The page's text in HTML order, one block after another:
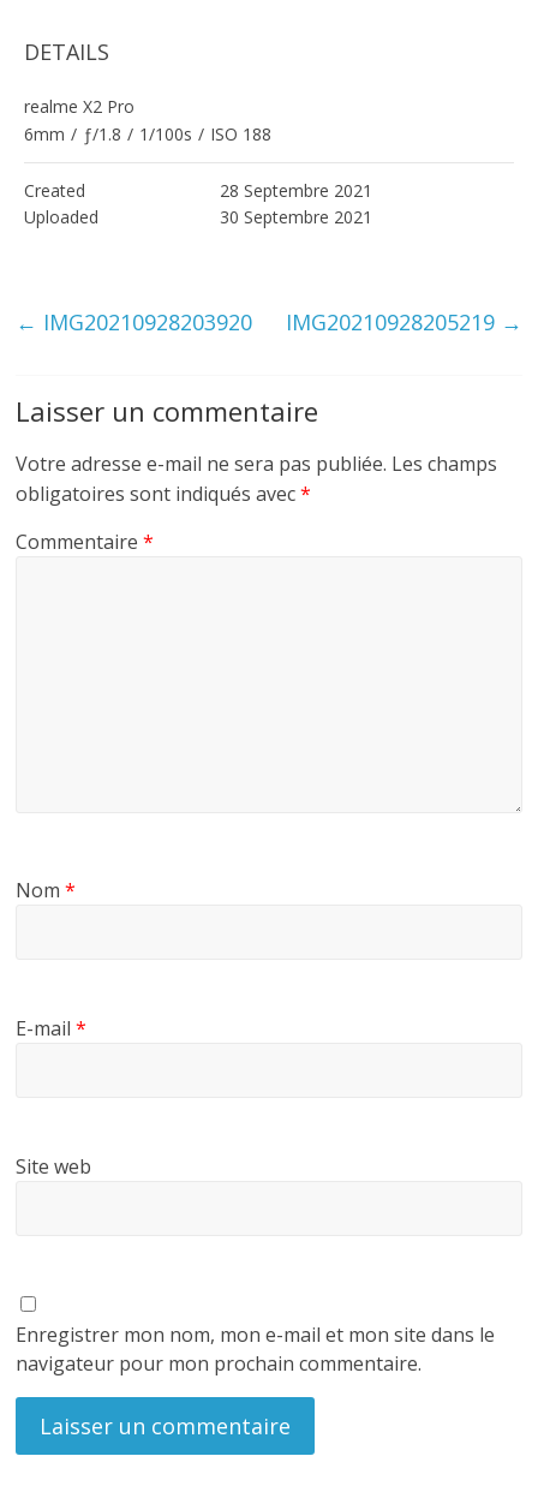
DETAILS
realme X2 Pro
6mm / ƒ/1.8 / 1/100s / ISO 188
Created
28 Septembre 2021
Uploaded
30 Septembre 2021
← IMG20210928203920 IMG20210928205219 →
Laisser un commentaire
Votre adresse e-mail ne sera pas publiée. Les champs
obligatoires sont indiqués avec*
Commentaire*
Nom*
E-mail*
Site web
Enregistrer mon nom, mon e-mail et mon site dans le
navigateur pour mon prochain commentaire.